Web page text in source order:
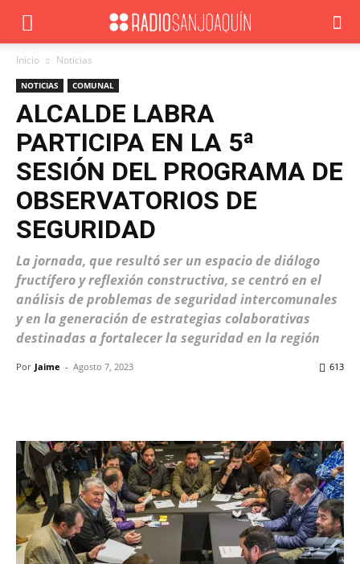
Inicio Noticias
NOTICIAS COMUNAL
ALCALDE LABRA
PARTICIPA EN LA 5ª
SESIÓN DEL PROGRAMA DE
OBSERVATORIOS DE
SEGURIDAD
La jornada, que resultó ser un espacio de diálogo
fructífero y reflexión constructiva, se centró en el
análisis de problemas de seguridad intercomunales
y en la generación de estrategias colaborativas
destinadas a fortalecer la seguridad en la región
Por Jaime - Agosto 7, 2023 613